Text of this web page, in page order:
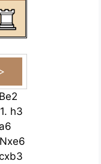
Be2
h3
a6
Nxe6